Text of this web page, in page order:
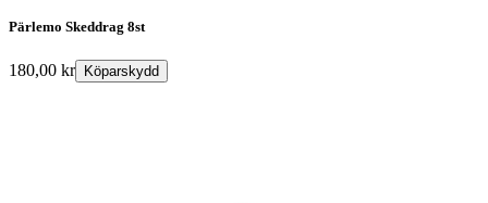
Pärlemo Skeddrag 8st
180,00 kr Köparskydd